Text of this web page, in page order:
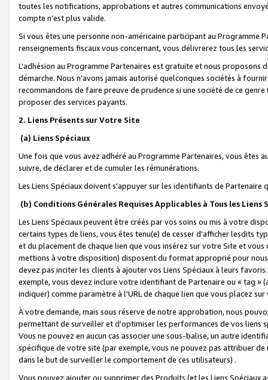
toutes les notifications, approbations et autres communications
compte n’est plus valide.
Si vous êtes une personne non-américaine participant au
renseignements fiscaux vous concernant, vous délivrerez tous les
L'adhésion au Programme Partenaires est gratuite et nous proposons
démarche. Nous n'avons jamais autorisé quelconques sociétés à
recommandons de faire preuve de prudence si une société de ce
proposer des services payants.
2. Liens Présents sur Votre Site
(a) Liens Spéciaux
Une fois que vous avez adhéré au Programme Partenaires, vous êtes
suivre, de déclarer et de cumuler les rémunérations.
Les Liens Spéciaux doivent s'appuyer sur les identifiants de Partenaire
(b) Conditions Générales Requises Applicables à Tous les Liens
Les Liens Spéciaux peuvent être créés par vos soins ou mis à votre
certains types de liens, vous êtes tenu(e) de cesser d'afficher lesdits
et du placement de chaque lien que vous insérez sur votre Site et
mettions à votre disposition) disposent du format approprié pour
devez pas inciter les clients à ajouter vos Liens Spéciaux à leurs
exemple, vous devez inclure votre identifiant de Partenaire ou « tag
indiquer) comme paramètre à l'URL de chaque lien que vous placez
À votre demande, mais sous réserve de notre approbation, nous
permettant de surveiller et d'optimiser les performances de vos liens
Vous ne pouvez en aucun cas associer une sous-balise, un autre
spécifique de votre site (par exemple, vous ne pouvez pas attribuer
dans le but de surveiller le comportement de ces utilisateurs) .
Vous pouvez ajouter ou supprimer des Produits (et les Liens